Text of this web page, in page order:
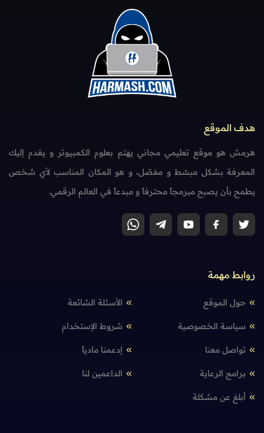
هدف الموقع
هرمش هو موقع تعليمي مجاني يهتم بعلوم الكمبيوتر و يقدم إليك
المعرفة بشكل مبسّط و مفصّل، و هو المكان المناسب لأي شخص
يطمح بأن يصبح مبرمجاً محترفاً و مبدعاً في العالم الرقمي.
روابط مهمة
حول الموقع الأسئلة الشائعة
سياسة الخصوصية شروط الإستخدام
تواصل معنا إدعمنا مادياً
برامج الرعاية الداعمين لنا
أبلغ عن مشكلة